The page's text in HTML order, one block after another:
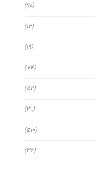
(90)
(12)
(19)
(74)
(52)
(31)
(510)
(46)